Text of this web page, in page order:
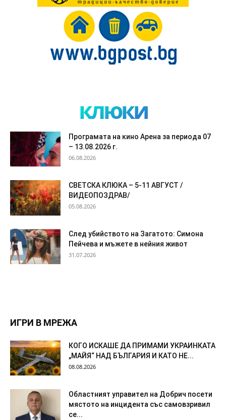
клюки
Програмата на кино Арена за периода 07
– 13.08.2026 г.
06.08.2026
СВЕТСКА КЛЮКА – 5-11 АВГУСТ /
ВИДЕОПОЗДРАВ/
05.08.2026
След убийството на Загатото: Симона
Пейчева и мъжете в нейния живот
31.07.2026
ИГРИ В МРЕЖА
КОГО ИСКАШЕ ДА ПРИМАМИ УКРАИНКАТА
„МАЙЯ“ НАД БЪЛГАРИЯ И КАТО НЕ...
08.08.2026
Областният управител на Добрич посети
мястото на инцидента със самовзривил
се...